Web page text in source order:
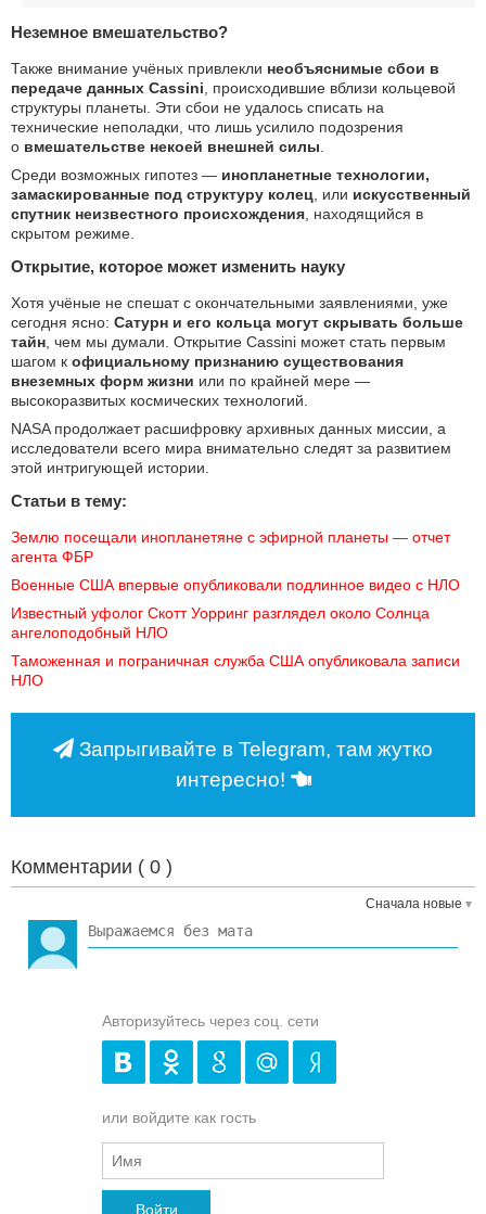
Неземное вмешательство?
Также внимание учёных привлекли необъяснимые сбои в
передаче данных Cassini, происходившие вблизи кольцевой
структуры планеты. Эти сбои не удалось списать на
технические неполадки, что лишь усилило подозрения
о вмешательстве некоей внешней силы.
Среди возможных гипотез — инопланетные технологии,
замаскированные под структуру колец, или искусственный
спутник неизвестного происхождения, находящийся в
скрытом режиме.
Открытие, которое может изменить науку
Хотя учёные не спешат с окончательными заявлениями, уже
сегодня ясно: Сатурн и его кольца могут скрывать больше
тайн, чем мы думали. Открытие Cassini может стать первым
шагом к официальному признанию существования
внеземных форм жизни или по крайней мере —
высокоразвитых космических технологий.
NASA продолжает расшифровку архивных данных миссии, а
исследователи всего мира внимательно следят за развитием
этой интригующей истории.
Статьи в тему:
Землю посещали инопланетяне с эфирной планеты — отчет
агента ФБР
Военные США впервые опубликовали подлинное видео с НЛО
Известный уфолог Скотт Уорринг разглядел около Солнца
ангелоподобный НЛО
Таможенная и пограничная служба США опубликовала записи
НЛО
Запрыгивайте в Telegram, там жутко
интересно!
Комментарии ( 0 )
Сначала новые
Авторизуйтесь через соц. сети
или войдите как гость
Войти